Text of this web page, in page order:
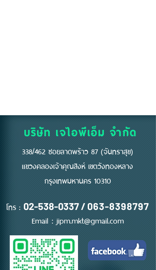
บริษัท เจไอพีเอ็ม จำกัด
338/462 ซอยลาดพร้าว 87 (จันทราสุข)
แขวงคลองเจ้าคุณสิงห์ เขตวังทองหลาง
กรุงเทพมหานคร 10310
โทร : 02-538-0337 / 063-8398797
Email : jipm.mkt@gmail.com